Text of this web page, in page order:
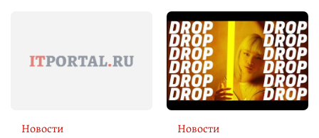
Новости Новости